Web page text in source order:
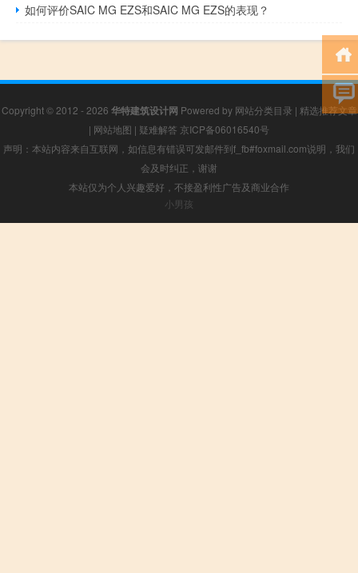
如何评价SAIC MG EZS和SAIC MG EZS的表现？
Copyright © 2012 - 2026 华特建筑设计网 Powered by 网站分类目录 | 精选推荐文章
| 网站地图 | 疑难解答 京ICP备06016540号
声明：本站内容来自互联网，如信息有错误可发邮件到f_fb#foxmail.com说明，我们
会及时纠正，谢谢
本站仅为个人兴趣爱好，不接盈利性广告及商业合作
小男孩